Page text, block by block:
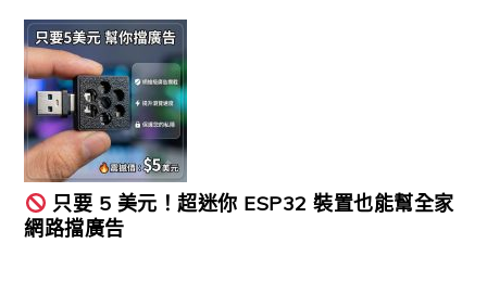
只要 5 美元！超迷你 ESP32 裝置也能幫全家
網路擋廣告